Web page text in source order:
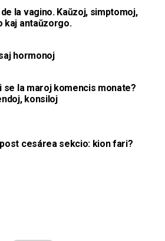
la vagino. Kaŭzoj, simptomoj,
kaj antaŭzorgo.
hormonoj
se la maroj komencis monate?
konsiloj
cesárea sekcio: kion fari?